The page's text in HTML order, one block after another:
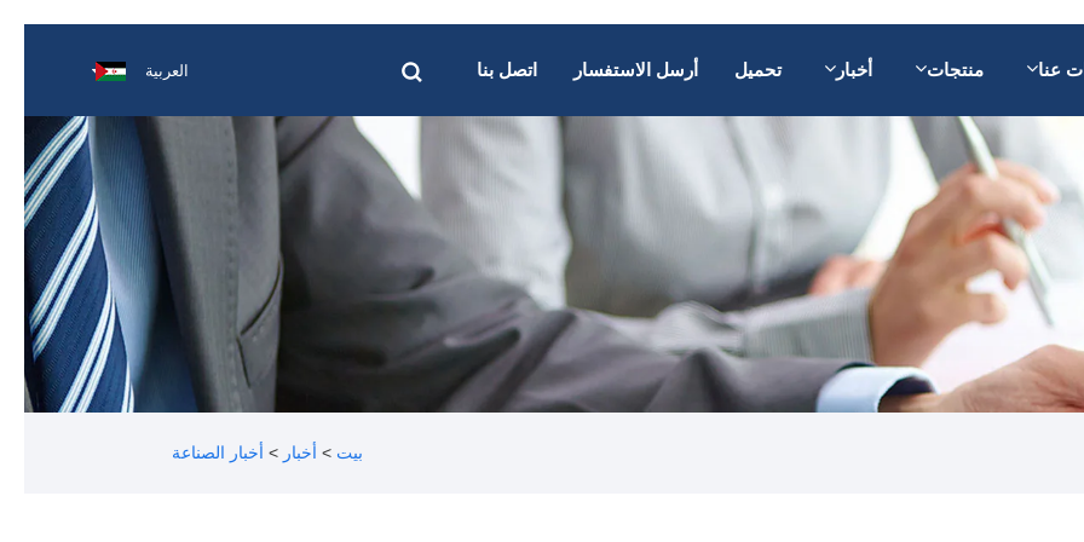
عنا منتجات أخبار تحميل أرسل الاستفسار اتصل بنا العربية
بيت > أخبار > أخبار الصناعة